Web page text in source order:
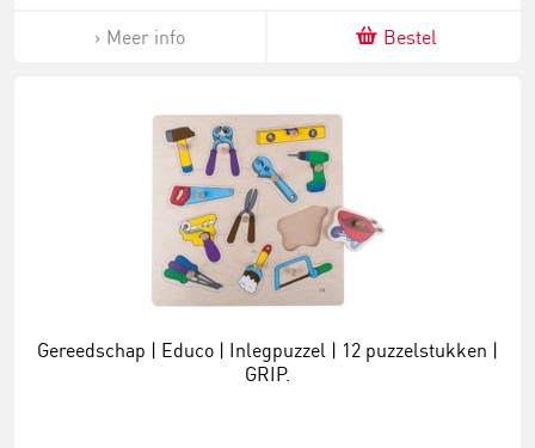
Meer info Bestel
Gereedschap | Educo | Inlegpuzzel | 12 puzzelstukken |
GRIP.